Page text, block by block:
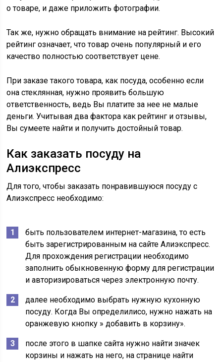
о товаре, и даже приложить фотографии.
Так же, нужно обращать внимание на рейтинг. Высокий
рейтинг означает, что товар очень популярный и его
качество полностью соответствует цене.
При заказе такого товара, как посуда, особенно если
она стеклянная, нужно проявить большую
ответственность, ведь Вы платите за нее не малые
деньги. Учитывая два фактора как рейтинг и отзывы,
Вы сумеете найти и получить достойный товар.
Как заказать посуду на
Алиэкспресс
Для того, чтобы заказать понравившуюся посуду с
Алиэкспресс необходимо:
быть пользователем интернет-магазина, то есть
быть зарегистрированным на сайте Алиэкспресс.
Для прохождения регистрации необходимо
заполнить обыкновенную форму для регистрации
и авторизироваться через электронную почту.
далее необходимо выбрать нужную кухонную
посуду. Когда Вы определилисо, нужно нажать на
оранжевую кнопку » добавить в корзину».
после этого в шапке сайта нужно найти значек
корзины и нажать на него, на странице найти